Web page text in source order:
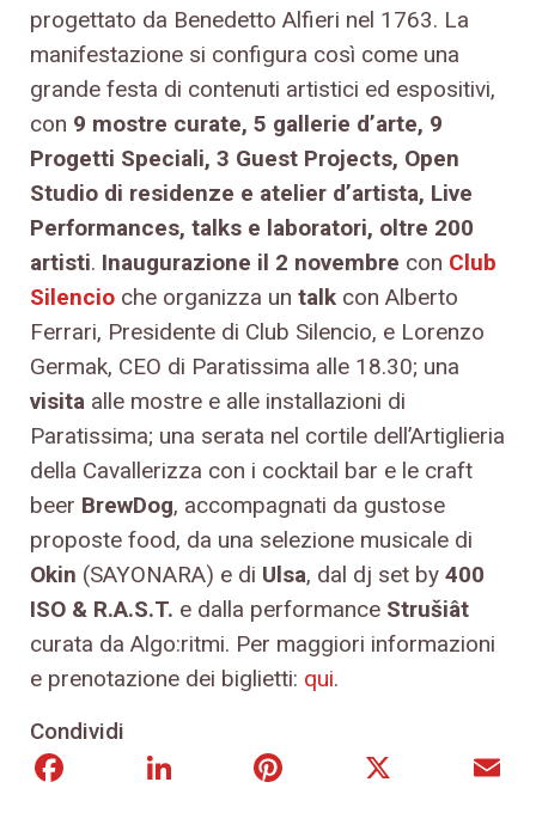
progettato da Benedetto Alfieri nel 1763. La
manifestazione si configura così come una
grande festa di contenuti artistici ed espositivi,
con 9 mostre curate, 5 gallerie d’arte, 9
Progetti Speciali, 3 Guest Projects, Open
Studio di residenze e atelier d’artista, Live
Performances, talks e laboratori, oltre 200
artisti. Inaugurazione il 2 novembre con Club
Silencio che organizza un talk con Alberto
Ferrari, Presidente di Club Silencio, e Lorenzo
Germak, CEO di Paratissima alle 18.30; una
visita alle mostre e alle installazioni di
Paratissima; una serata nel cortile dell’Artiglieria
della Cavallerizza con i cocktail bar e le craft
beer BrewDog, accompagnati da gustose
proposte food, da una selezione musicale di
Okin (SAYONARA) e di Ulsa, dal dj set by 400
ISO & R.A.S.T. e dalla performance Strušiât
curata da Algo:ritmi. Per maggiori informazioni
e prenotazione dei biglietti: qui.
Condividi
FacebookLinkedIn Pinterest